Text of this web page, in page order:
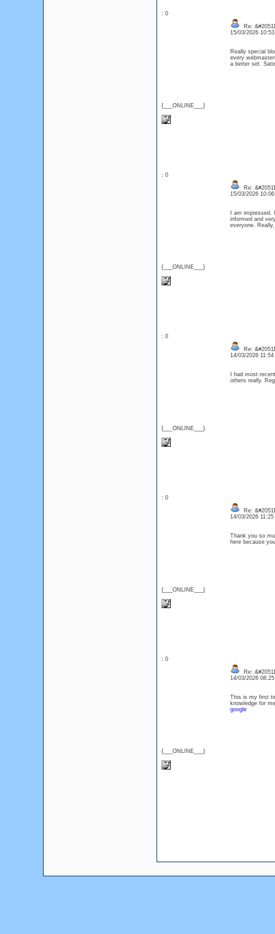
: 0
{___ONLINE___}
Re:
15/03/2026
Really special
every
a better set.
: 0
{___ONLINE___}
Re:
15/03/2026
I am
informed and
everyone.
: 0
{___ONLINE___}
Re:
14/03/2026
I had most
others really.
: 0
{___ONLINE___}
Re:
14/03/2026
Thank you so
here because
: 0
{___ONLINE___}
Re:
14/03/2026
This is my first
knowledge for
google